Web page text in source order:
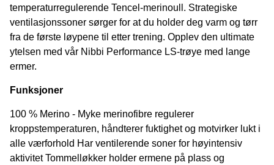
temperaturregulerende Tencel-merinoull. Strategiske
ventilasjonssoner sørger for at du holder deg varm og tørr
fra de første løypene til etter trening. Opplev den ultimate
ytelsen med vår Nibbi Performance LS-trøye med lange
ermer.
Funksjoner
100 % Merino - Myke merinofibre regulerer
kroppstemperaturen, håndterer fuktighet og motvirker lukt i
alle værforhold Har ventilerende soner for høyintensiv
aktivitet Tommelløkker holder ermene på plass og